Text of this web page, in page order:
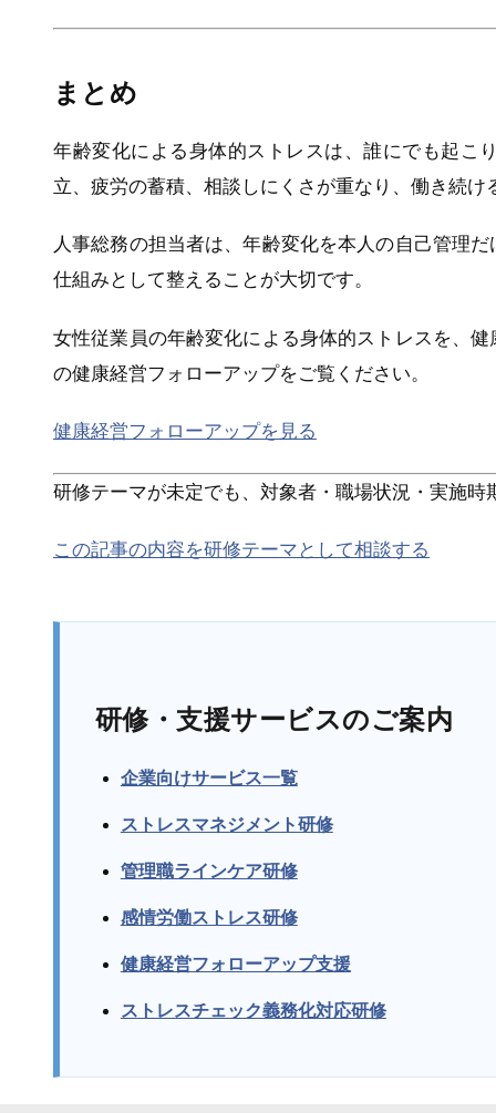
まとめ
年齢変化による身体的ストレスは、誰にでも起こ
立、疲労の蓄積、相談しにくさが重なり、働き続
人事総務の担当者は、年齢変化を本人の自己管理
仕組みとして整えることが大切です。
女性従業員の年齢変化による身体的ストレスを、
の健康経営フォローアップをご覧ください。
健康経営フォローアップを見る
研修テーマが未定でも、対象者・職場状況・実施時
この記事の内容を研修テーマとして相談する
研修・支援サービスのご案内
企業向けサービス一覧
ストレスマネジメント研修
管理職ラインケア研修
感情労働ストレス研修
健康経営フォローアップ支援
ストレスチェック義務化対応研修